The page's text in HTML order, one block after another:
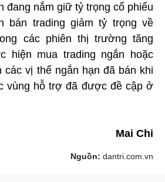
đang nắm giữ tỷ trọng cổ phiếu
bán trading giảm tỷ trọng về
các phiên thị trường tăng
hiện mua trading ngắn hoặc
các vị thế ngắn hạn đã bán khi
vùng hỗ trợ đã được đề cập ở
Mai Chi
Nguồn: dantri.com.vn